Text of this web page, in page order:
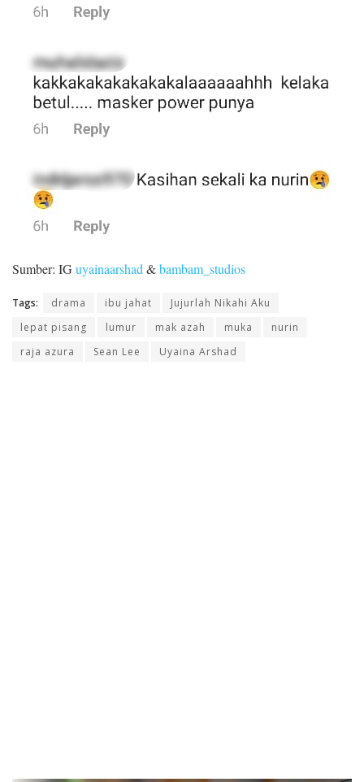
Sumber: IGuyainaarshad&bambam_studios
Tags: drama ibu jahat
Jujurlah Nikahi Aku
lepat pisang
lumur mak azah muka
nurin
raja azura
Sean Lee Uyaina Arshad